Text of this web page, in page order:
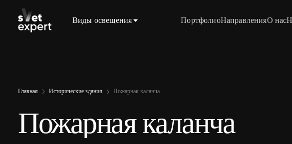
Виды освещения ПортфолиоНаправленияО нас
Главная Исторические здания Пожарная каланча
Пожарная каланча